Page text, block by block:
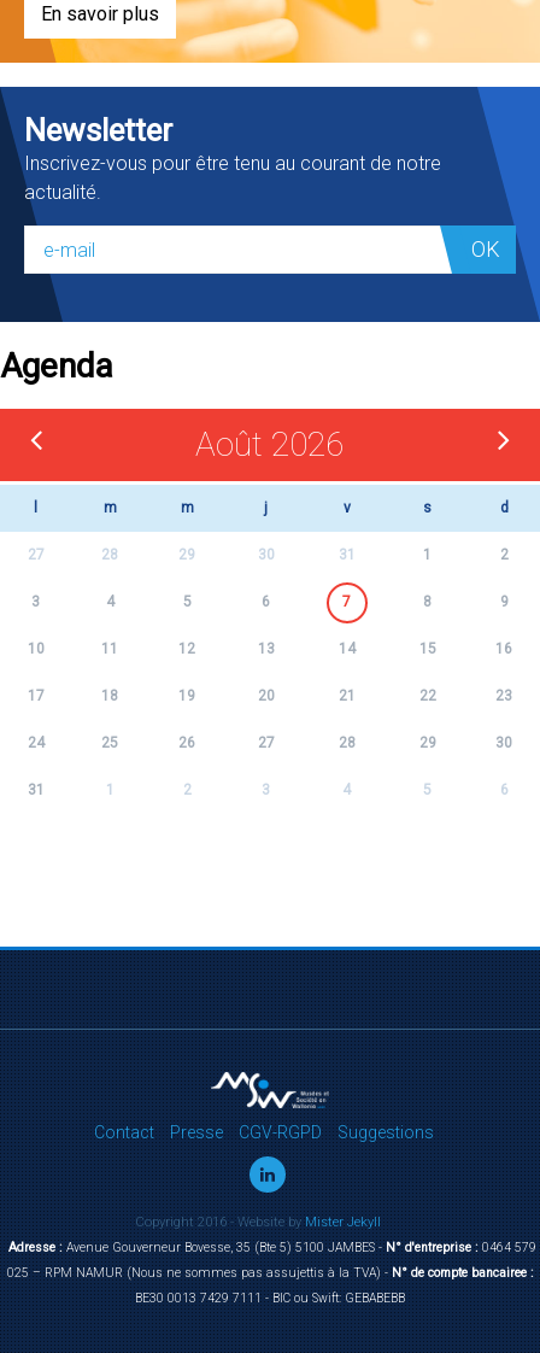
En savoir plus
Newsletter
Inscrivez-vous pour être tenu au courant de notre
actualité.
OK
Agenda
Août 2026
m m j v s d
27 28 29 30 31 1 2
3 4 5 6 7 8 9
10 11 12 13 14 15 16
17 18 19 20 21 22 23
24 25 26 27 28 29 30
31 1 2 3 4 5 6
Contact Presse CGV-RGPD Suggestions
Copyright 2016 - Website byMister Jekyll
Adresse :Avenue Gouverneur Bovesse, 35 (Bte 5) 5100 JAMBES - N° d'entreprise :0464 579
025 – RPM NAMUR (Nous ne sommes pas assujettis à la TVA) -N° de compte bancairee :
BE30 0013 7429 7111 - BIC ou Swift: GEBABEBB